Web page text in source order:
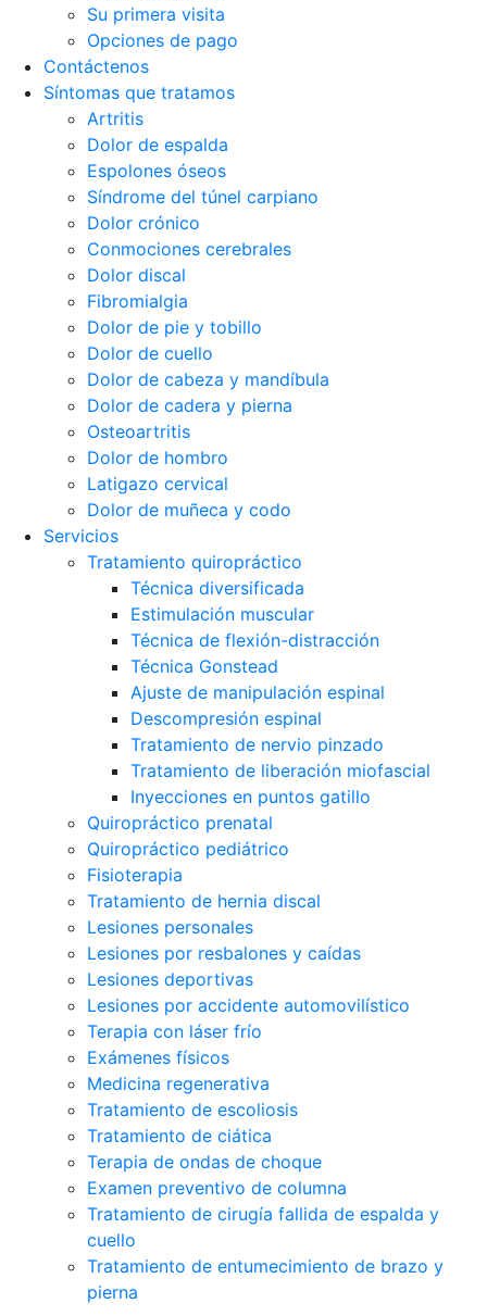
Su primera visita
Opciones de pago
Contáctenos
Síntomas que tratamos
Artritis
Dolor de espalda
Espolones óseos
Síndrome del túnel carpiano
Dolor crónico
Conmociones cerebrales
Dolor discal
Fibromialgia
Dolor de pie y tobillo
Dolor de cuello
Dolor de cabeza y mandíbula
Dolor de cadera y pierna
Osteoartritis
Dolor de hombro
Latigazo cervical
Dolor de muñeca y codo
Servicios
Tratamiento quiropráctico
Técnica diversificada
Estimulación muscular
Técnica de flexión-distracción
Técnica Gonstead
Ajuste de manipulación espinal
Descompresión espinal
Tratamiento de nervio pinzado
Tratamiento de liberación miofascial
Inyecciones en puntos gatillo
Quiropráctico prenatal
Quiropráctico pediátrico
Fisioterapia
Tratamiento de hernia discal
Lesiones personales
Lesiones por resbalones y caídas
Lesiones deportivas
Lesiones por accidente automovilístico
Terapia con láser frío
Exámenes físicos
Medicina regenerativa
Tratamiento de escoliosis
Tratamiento de ciática
Terapia de ondas de choque
Examen preventivo de columna
Tratamiento de cirugía fallida de espalda y
cuello
Tratamiento de entumecimiento de brazo y
pierna